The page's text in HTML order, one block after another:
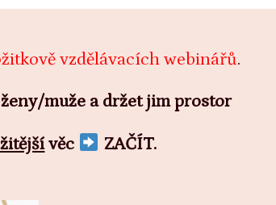
vzdělávacích webinářů.
muže a držet jim prostor
věc ZAČÍT.